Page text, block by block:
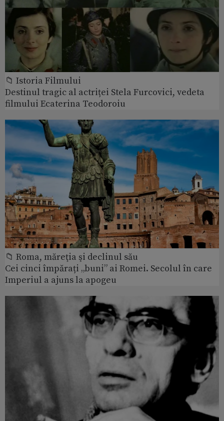
📁 Istoria Filmului
Destinul tragic al actriței Stela Furcovici, vedeta
filmului Ecaterina Teodoroiu
📁 Roma, măreţia şi declinul său
Cei cinci împărați „buni” ai Romei. Secolul în care
Imperiul a ajuns la apogeu